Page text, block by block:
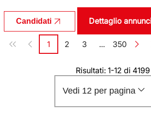
Candidati Dettaglio
Paginazione
Pagina
1 Pagina
2 Pagina
3 ... Pagina
350
Risultati: 1-12 di 4199
Vedi 12 per pagina